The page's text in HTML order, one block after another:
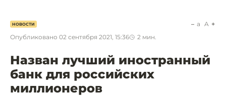
НОВОСТИ
Опубликовано 02 сентября 2021, 15:36 2 мин.
a A
Назван лучший иностранный
банк для российских
миллионеров